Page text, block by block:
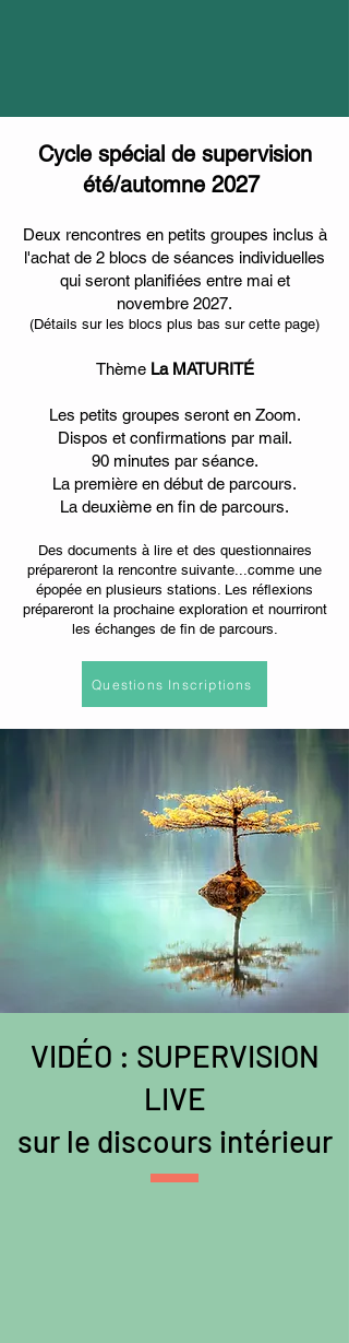
Cycle spécial de supervision
été/automne 2027
Deux rencontres en petits groupes inclus à
l'achat de 2 blocs de séances individuelles
qui seront planifiées entre mai et
novembre 2027.
(Détails sur les blocs plus bas sur cette page)
Thème La MATURITÉ
Les petits groupes seront en Zoom.
Dispos et confirmations par mail.
90 minutes par séance.
La première en début de parcours.
La deuxième en fin de parcours.
Des documents à lire et des questionnaires
prépareront la rencontre suivante...comme une
épopée en plusieurs stations. Les réflexions
prépareront la prochaine exploration et nourriront
les échanges de fin de parcours.
Questions Inscriptions
VIDÉO : SUPERVISION
LIVE
sur le discours intérieur